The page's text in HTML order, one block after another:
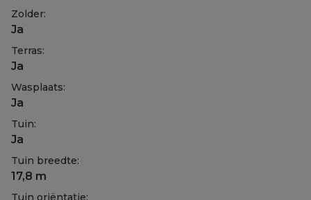
Zolder:
Ja
Terras:
Ja
Wasplaats:
Ja
Tuin:
Ja
Tuin breedte:
17,8 m
Tuin oriëntatie: